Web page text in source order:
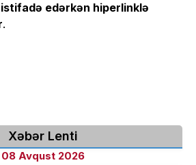
edərkən hiperlinklə
.
Xəbər Lenti
08 Avqust 2026